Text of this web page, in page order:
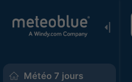
Météo 7 jours